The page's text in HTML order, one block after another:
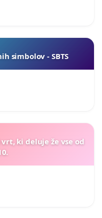
simbolov - SBTS
ki deluje že vse od